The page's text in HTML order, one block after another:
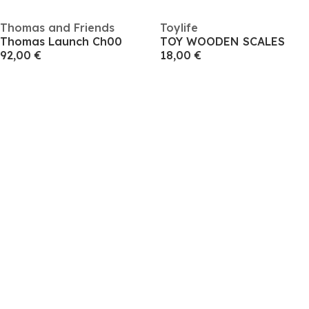
Thomas and Friends
Thomas Launch Ch00
92,00 €
Toylife
TOY WOODEN SCALES
18,00 €